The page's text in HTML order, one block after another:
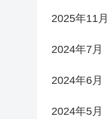
2025年11月
2024年7月
2024年6月
2024年5月